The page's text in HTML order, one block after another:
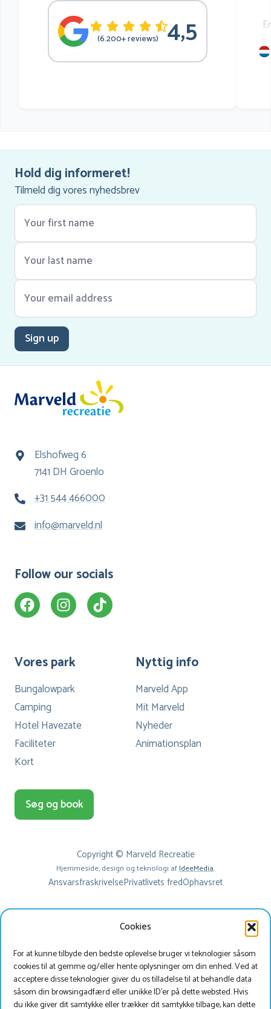
Cookies
For at kunne tilbyde den bedste oplevelse bruger vi teknologier såsom
cookies til at gemme og/eller hente oplysninger om din enhed. Ved at
acceptere disse teknologier giver du os tilladelse til at behandle data
såsom din browsingadfærd eller unikke ID'er på dette websted. Hvis
du ikke giver dit samtykke eller trækker dit samtykke tilbage, kan dette
(6.200+ reviews) 4,5
Hold dig informeret!
Tilmeld dig vores nyhedsbrev
Sign up
Elshofweg 6
7141 DH Groenlo
+31 544 466000
info@marveld.nl
Follow our socials
Vores park
Bungalowpark
Camping
Hotel Havezate
Faciliteter
Kort
Nyttig info
Marveld App
Mit Marveld
Nyheder
Animationsplan
Søg og book
Copyright © Marveld Recreatie
Hjemmeside, design og teknologi afIdeeMedia.
AnsvarsfraskrivelsePrivatlivets fredOphavsret